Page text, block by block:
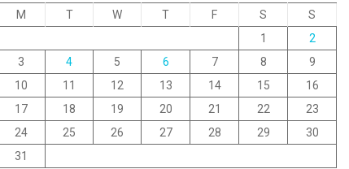
M T W T F S
S
1
2
3
4 5 6 7 8
9
10
11 12 13 14 15
16
17
18 19 20 21 22
23
24
25 26 27 28 29
30
31